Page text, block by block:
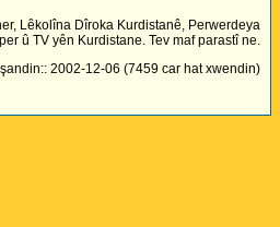
Lêkolîna Dîroka Kurdistanê, Perwerdeya
û TV yên Kurdistane. Tev maf parastî ne.
2002-12-06 (7459 car hat xwendin)